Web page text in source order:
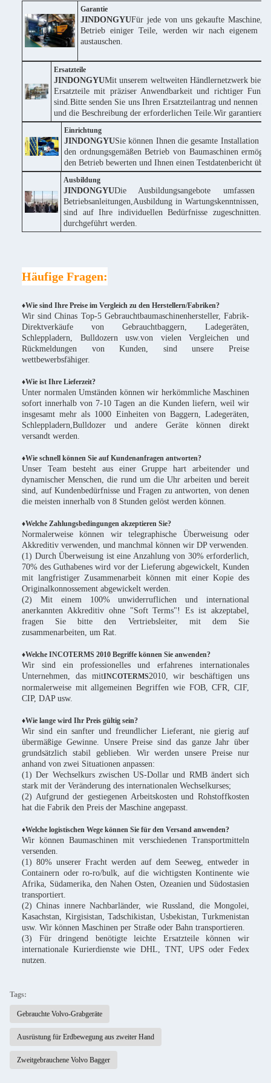
Garantie
JINDONGYUFür jede von uns gekaufte Maschine,
Betrieb einiger Teile, werden wir nach eigenem
austauschen.
Ersatzteile
JINDONGYUMit unserem weltweiten Händlernetzwerk
Ersatzteile mit präziser Anwendbarkeit und richtiger
sind.Bitte senden Sie uns Ihren Ersatzteilantrag und nennen
und die Beschreibung der erforderlichen Teile.Wir
Einrichtung
JINDONGYUSie können Ihnen die gesamte Installation
den ordnungsgemäßen Betrieb von Baumaschinen
den Betrieb bewerten und Ihnen einen Testdatenbericht
Ausbildung
JINDONGYUDie Ausbildungsangebote
Betriebsanleitungen,Ausbildung in Wartungskenntnissen,
sind auf Ihre individuellen Bedürfnisse
durchgeführt werden.
Häufige Fragen:
♦Wie sind Ihre Preise im Vergleich zu den Herstellern/Fabriken?
Wir sind Chinas Top-5 Gebrauchtbaumaschinenhersteller, Fabrik-
Direktverkäufe von Gebrauchtbaggern, Ladegeräten,
Schleppladern, Bulldozern usw.von vielen Vergleichen und
Rückmeldungen von Kunden, sind unsere Preise
wettbewerbsfähiger.
♦Wie ist Ihre Lieferzeit?
Unter normalen Umständen können wir herkömmliche Maschinen
sofort innerhalb von 7-10 Tagen an die Kunden liefern, weil wir
insgesamt mehr als 1000 Einheiten von Baggern, Ladegeräten,
Schleppladern,Bulldozer und andere Geräte können direkt
versandt werden.
♦Wie schnell können Sie auf Kundenanfragen antworten?
Unser Team besteht aus einer Gruppe hart arbeitender und
dynamischer Menschen, die rund um die Uhr arbeiten und bereit
sind, auf Kundenbedürfnisse und Fragen zu antworten, von denen
die meisten innerhalb von 8 Stunden gelöst werden können.
♦Welche Zahlungsbedingungen akzeptieren Sie?
Normalerweise können wir telegraphische Überweisung oder
Akkreditiv verwenden, und manchmal können wir DP verwenden.
(1) Durch Überweisung ist eine Anzahlung von 30% erforderlich,
70% des Guthabenes wird vor der Lieferung abgewickelt, Kunden
mit langfristiger Zusammenarbeit können mit einer Kopie des
Originalkonnossement abgewickelt werden.
(2) Mit einem 100% unwiderruflichen und international
anerkannten Akkreditiv ohne "Soft Terms"! Es ist akzeptabel,
fragen Sie bitte den Vertriebsleiter, mit dem Sie
zusammenarbeiten, um Rat.
♦Welche INCOTERMS 2010 Begriffe können Sie anwenden?
Wir sind ein professionelles und erfahrenes internationales
Unternehmen, das mitINCOTERMS2010, wir beschäftigen uns
normalerweise mit allgemeinen Begriffen wie FOB, CFR, CIF,
CIP, DAP usw.
♦Wie lange wird Ihr Preis gültig sein?
Wir sind ein sanfter und freundlicher Lieferant, nie gierig auf
übermäßige Gewinne. Unsere Preise sind das ganze Jahr über
grundsätzlich stabil geblieben. Wir werden unsere Preise nur
anhand von zwei Situationen anpassen:
(1) Der Wechselkurs zwischen US-Dollar und RMB ändert sich
stark mit der Veränderung des internationalen Wechselkurses;
(2) Aufgrund der gestiegenen Arbeitskosten und Rohstoffkosten
hat die Fabrik den Preis der Maschine angepasst.
♦Welche logistischen Wege können Sie für den Versand anwenden?
Wir können Baumaschinen mit verschiedenen Transportmitteln
versenden.
(1) 80% unserer Fracht werden auf dem Seeweg, entweder in
Containern oder ro-ro/bulk, auf die wichtigsten Kontinente wie
Afrika, Südamerika, den Nahen Osten, Ozeanien und Südostasien
transportiert.
(2) Chinas innere Nachbarländer, wie Russland, die Mongolei,
Kasachstan, Kirgisistan, Tadschikistan, Usbekistan, Turkmenistan
usw. Wir können Maschinen per Straße oder Bahn transportieren.
(3) Für dringend benötigte leichte Ersatzteile können wir
internationale Kurierdienste wie DHL, TNT, UPS oder Fedex
nutzen.
Tags:
Gebrauchte Volvo-Grabgeräte
Ausrüstung für Erdbewegung aus zweiter Hand
Zweitgebrauchene Volvo Bagger